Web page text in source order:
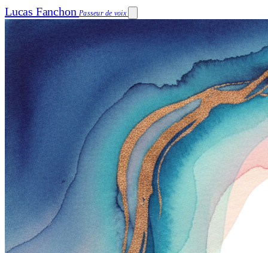
Lucas Fanchon Passeur de voix